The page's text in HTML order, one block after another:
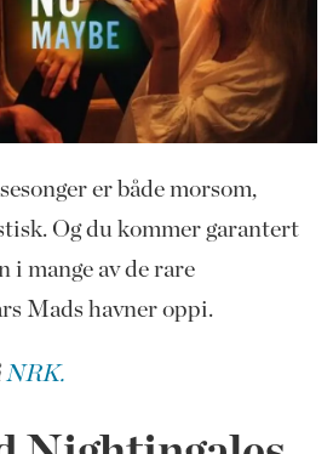
er både morsom,
Og du kommer garantert
i mange av de rare
Mads havner oppi.
NRK.